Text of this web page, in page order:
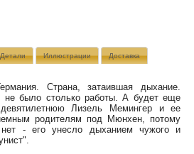
Детали Иллюстрации Доставка
Страна, затаившая дыхание.
не было столько работы. А будет еще
Лизель Мемингер и ее
родителям под Мюнхен, потому
- его унесло дыханием чужого и